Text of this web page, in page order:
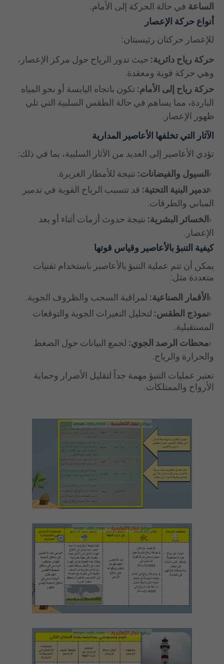
الساعة في حالة الحركة إلى الأمام.
أنواع حركة الإعصار
للإعصار حركتان رئيسيتان:
حركة رياح دائرية: حيث تدور الرياح حول مركز الإعصار،
وهي حركة قوية ومعقدة.
حركة رياح إلى الأمام: تكون باتجاه اليابسة أو نحو المياه
الباردة، مما يساهم في حالة الطقس السلبية التي تلي
ظهور الإعصار.
الآثار التي تخلفها الأعاصير المدارية
تؤدي الأعاصير إلى العديد من الآثار السلبية، بما في ذلك:
السيول والفيضانات: نتيجة للأمطار الغزيرة.
تدمير البنية التحتية: قد تتسبب الرياح القوية في تدمير
المباني والطرقات.
الخسائر البشرية: نتيجة حدوث أزمات أثناء أو بعد
الإعصار.
كيفية التنبؤ بالأعاصير وقياس قوتها
يمكن أن تتم عملية التنبؤ بالأعاصير باستخدام تقنيات
متعددة مثل:
الأقمار الصناعية: لمراقبة السحب والظروف الجوية.
نموذج الطقس: لتحليل التغيرات الجوية والتوقعات
المستقبلية.
محطات الرصد الجوي: لجمع البيانات حول الضغط
والحرارة والرياح.
تعتبر عمليات التنبؤ مهمة جداً لتقليل الأضرار وحماية
الأرواح والممتلكات.